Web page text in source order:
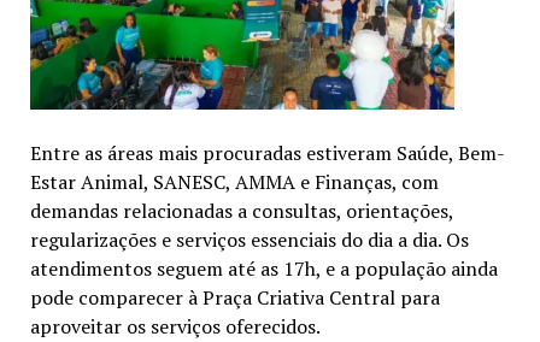
Entre as áreas mais procuradas estiveram Saúde, Bem-
Estar Animal, SANESC, AMMA e Finanças, com
demandas relacionadas a consultas, orientações,
regularizações e serviços essenciais do dia a dia. Os
atendimentos seguem até as 17h, e a população ainda
pode comparecer à Praça Criativa Central para
aproveitar os serviços oferecidos.